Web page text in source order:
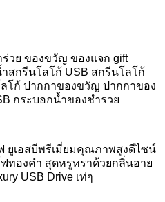
วย ของขวัญ ของแจก gift
สกรีนโลโก้ USB สกรีนโลโก้
โก้ ปากกาของขวัญ ปากกาของ
กระบอกน้ำของชำรวย
ยูเอสบีพรีเมี่ยมคุณภาพสูงดีไซน์
ทองคำ สุดหรูหราด้วยกลิ่นอาย
USB Drive เท่ๆ